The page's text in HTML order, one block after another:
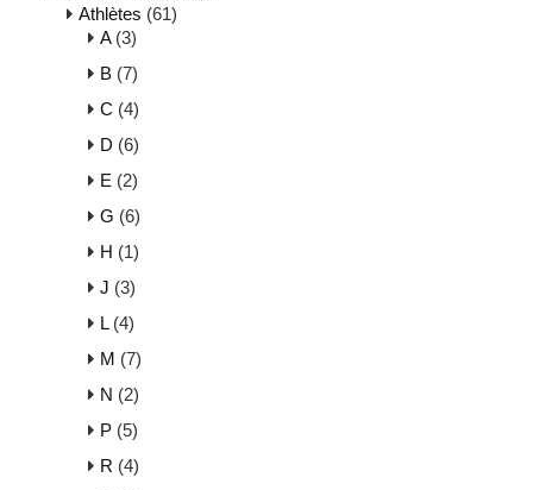
Athlètes (61)
A(3)
B (7)
C (4)
D (6)
E (2)
G (6)
H (1)
J (3)
L(4)
M (7)
N (2)
P (5)
R (4)